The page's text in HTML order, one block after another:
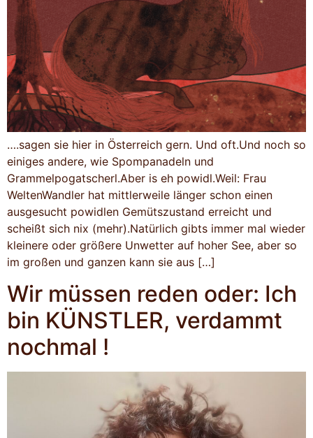
….sagen sie hier in Österreich gern. Und oft.Und noch so
einiges andere, wie Spompanadeln und
Grammelpogatscherl.Aber is eh powidl.Weil: Frau
WeltenWandler hat mittlerweile länger schon einen
ausgesucht powidlen Gemütszustand erreicht und
scheißt sich nix (mehr).Natürlich gibts immer mal wieder
kleinere oder größere Unwetter auf hoher See, aber so
im großen und ganzen kann sie aus […]
Wir müssen reden oder: Ich
bin KÜNSTLER, verdammt
nochmal !